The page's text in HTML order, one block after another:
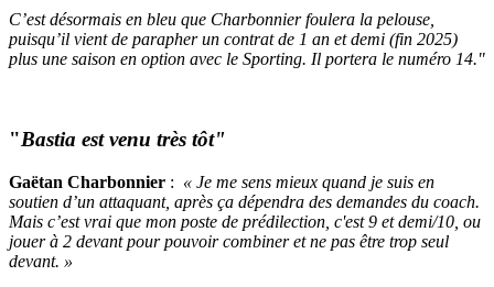
C’est désormais en bleu que Charbonnier foulera la pelouse,
puisqu’il vient de parapher un contrat de 1 an et demi (fin 2025)
plus une saison en option avec le Sporting. Il portera le numéro 14."
"Bastia est venu très tôt"
Gaëtan Charbonnier : « Je me sens mieux quand je suis en
soutien d’un attaquant, après ça dépendra des demandes du coach.
Mais c’est vrai que mon poste de prédilection, c'est 9 et demi/10, ou
jouer à 2 devant pour pouvoir combiner et ne pas être trop seul
devant. »